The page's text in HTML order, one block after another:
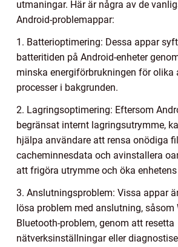
utmaningar. Här är några av de
Android-problemappar:
1. Batterioptimering: Dessa appar
batteritiden på Android-enheter
minska energiförbrukningen för olika
processer i bakgrunden.
2. Lagringsoptimering: Eftersom
begränsat internt lagringsutrymme,
hjälpa användare att rensa onödiga
cacheminnesdata och avinstallera
att frigöra utrymme och öka
3. Anslutningsproblem: Vissa appar
lösa problem med anslutning, såsom
Bluetooth-problem, genom att resetta
nätverksinställningar eller